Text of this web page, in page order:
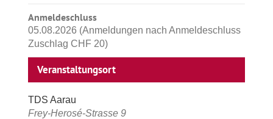
Veranstaltungsort
TDS Aarau
Frey-Herosé-Strasse 9
Anmeldeschluss
05.08.2026 (Anmeldungen nach Anmeldeschluss
Zuschlag CHF 20)